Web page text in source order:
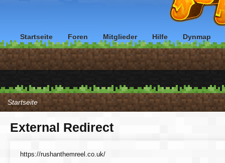
Startseite
External Redirect
https://rushanthemreel.co.uk/
Startseite Foren Mitglieder Hilfe Dynmap